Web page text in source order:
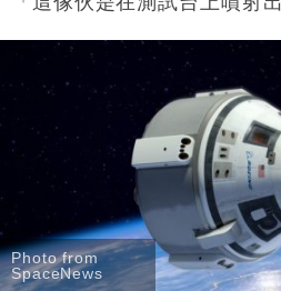
Photo from
SpaceNews